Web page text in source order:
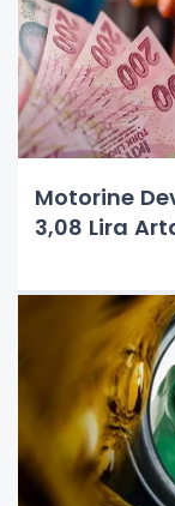
Motorine
3,08 Lira